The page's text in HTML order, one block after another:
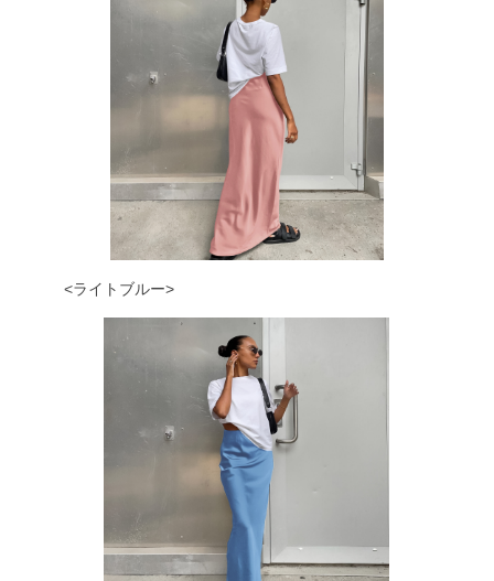
<ライトブルー>